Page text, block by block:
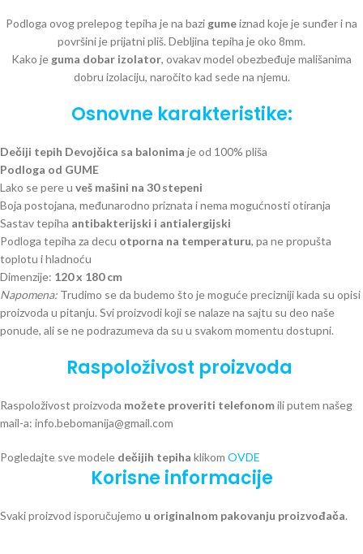
Podloga ovog prelepog tepiha je na bazi gumeiznad koje je sunđer i na
površini je prijatni pliš. Debljina tepiha je oko 8mm.
Kako je guma dobar izolator, ovakav model obezbeđuje mališanima
dobru izolaciju, naročito kad sede na njemu.
Osnovne karakteristike:
Dečiji tepih Devojčica sa balonima je od 100% pliša
Podloga od GUME
Lako se pere u veš mašini na 30 stepeni
Boja postojana, međunarodno priznata i nema mogućnosti otiranja
Sastav tepiha antibakterijski i antialergijski
Podloga tepiha za decu otporna na temperaturu, pa ne propušta
toplotu i hladnoću
Dimenzije: 120 x 180 cm
Napomena: Trudimo se da budemo što je moguće precizniji kada su opisi
proizvoda u pitanju. Svi proizvodi koji se nalaze na sajtu su deo naše
ponude, ali se ne podrazumeva da su u svakom momentu dostupni.
Raspoloživost proizvoda
Raspoloživost proizvoda možete proveriti telefonomili putem našeg
mail-a: info.bebomanija@gmail.com
Pogledajte sve modele dečijih tepiha klikom OVDE
Korisne informacije
Svaki proizvod isporučujemo u originalnom pakovanju proizvođača.